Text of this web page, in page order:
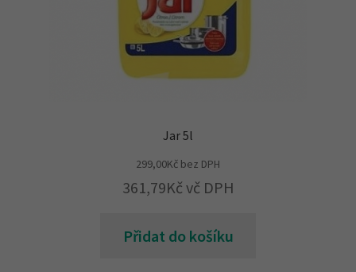
Jar 5l
299,00Kč bez DPH
361,79Kč vč DPH
Přidat do košíku